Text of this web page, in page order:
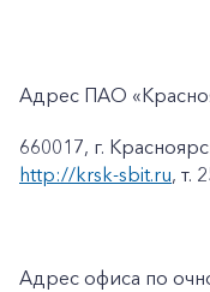
Адрес ПАО
660017, г.
http://krsk-sbit.ru, т.
Адрес офиса по